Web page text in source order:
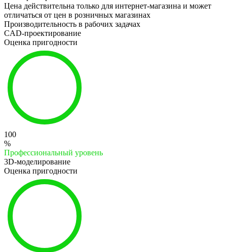
Цена действительна только для интернет-магазина и может
отличаться от цен в розничных магазинах
Производительность в рабочих задачах
CAD-проектирование
Оценка пригодности
100
%
Профессиональный уровень
3D-моделирование
Оценка пригодности